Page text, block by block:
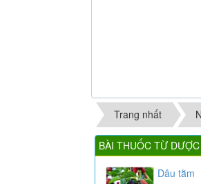
Trang nhất
BÀI THUỐC TỪ
Dâu tằm